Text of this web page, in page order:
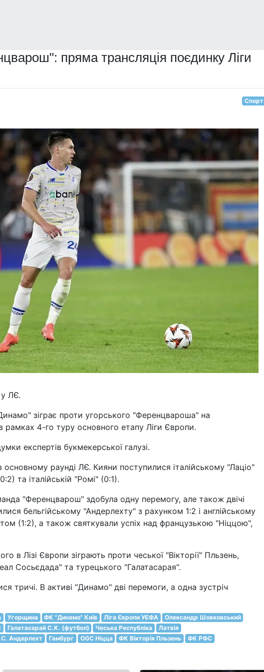
пряма трансляція поєдинку Ліги
Спорт
ЛЄ.
зіграє проти угорського "Ференцвароша" на
рамках 4-го туру основного етапу Ліги Європи.
експертів букмекерської галузі.
раунді ЛЄ. Кияни поступилися італійському "Лаціо"
та італійській "Ромі" (0:1).
"Ференцварош" здобула одну перемогу, але також двічі
бельгійському "Андерлехту" з рахунком 1:2 і англійському
(1:2), а також святкували успіх над французькою "Ніццою",
в Лізі Європи зіграють проти чеської "Вікторії" Пльзень,
Сосьєдада" та турецького "Галатасарая".
тричі. В активі "Динамо" дві перемоги, а одна зустріч
Угорщина ФК "Динамо" Київ Ліга Європи УЄФА
Олександр Шовковський
Галатасарай С.К. (футбол) Чеська Республіка
Латвія
Андерлехт Гамбург OGC Ніцца ФК Вікторія Пльзень ФК РФС